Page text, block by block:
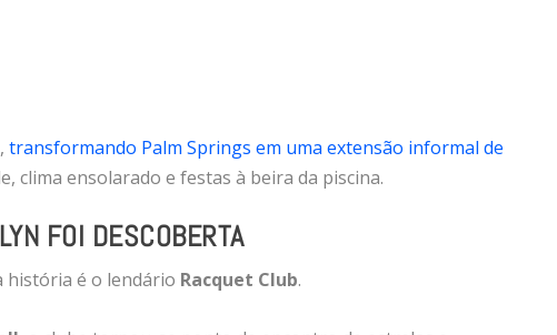
transformando Palm Springs em uma extensão informal de
clima ensolarado e festas à beira da piscina.
FOI DESCOBERTA
história é o lendário Racquet Club.